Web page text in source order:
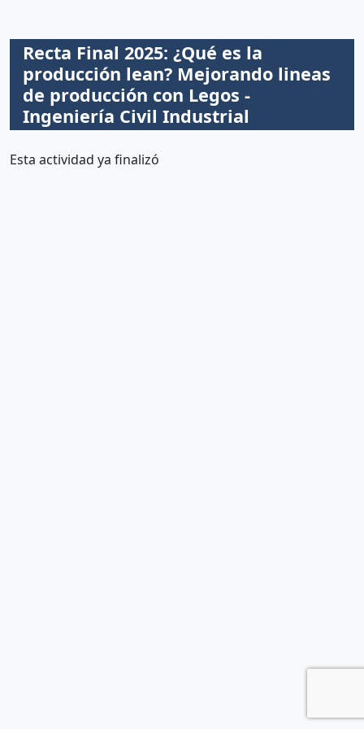
Recta Final 2025: ¿Qué es la
producción lean? Mejorando lineas
de producción con Legos -
Ingeniería Civil Industrial
Esta actividad ya finalizó